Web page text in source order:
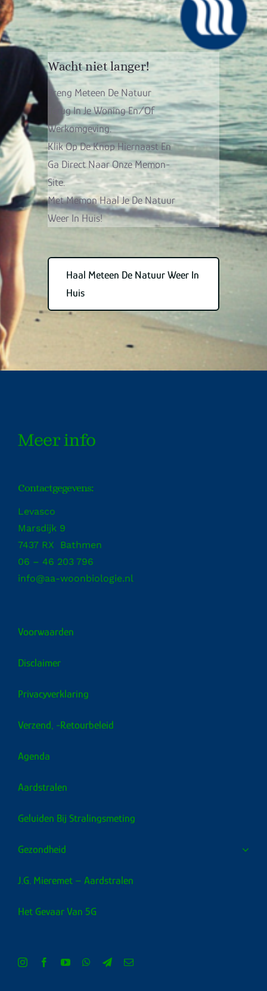
Wacht niet langer!
Breng Meteen De Natuur
Terug In Je Woning En/of
Werkomgeving.
Klik Op De Knop Hiernaast En
Ga Direct Naar Onze Memon-
Site.
Met Memon Haal Je De Natuur
Weer In Huis!
Haal Meteen De Natuur Weer In
Huis
Meer info
Contactgegevens:
Levasco
Marsdijk 9
7437 RX Bathmen
06 – 46 203 796
info@aa-woonbiologie.nl
Voorwaarden
Disclaimer
Privacyverklaring
Verzend, -retourbeleid
Agenda
Aardstralen
Geluiden Bij Stralingsmeting
Gezondheid
J.G. Mieremet – Aardstralen
Het Gevaar Van 5G